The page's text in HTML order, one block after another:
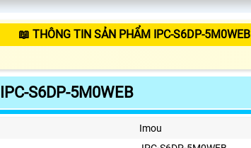
📖 THÔNG TIN SẢN PHẨM IPC-S6DP-5M0WEB
S6DP-5M0WEB
Imou